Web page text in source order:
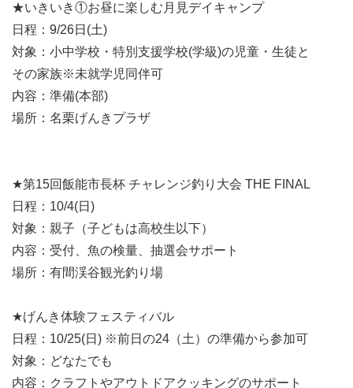
★いきいき①お昼に楽しむ月見デイキャンプ
日程：9/26日(土)
対象：小中学校・特別支援学校(学級)の児童・生徒と
その家族※未就学児同伴可
内容：準備(本部)
場所：名栗げんきプラザ
★第15回飯能市長杯 チャレンジ釣り大会 THE FINAL
日程：10/4(日)
対象：親子（子どもは高校生以下）
内容：受付、魚の検量、抽選会サポート
場所：有間渓谷観光釣り場
★げんき体験フェスティバル
日程：10/25(日) ※前日の24（土）の準備から参加可
対象：どなたでも
内容：クラフトやアウトドアクッキングのサポート